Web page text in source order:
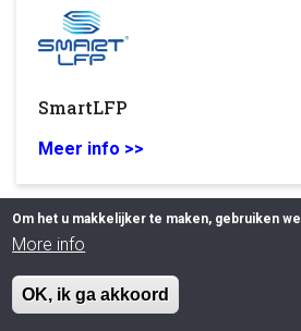
SmartLFP
Meer info >>
Om het u makkelijker te maken, gebruiken
More info
OK, ik ga akkoord